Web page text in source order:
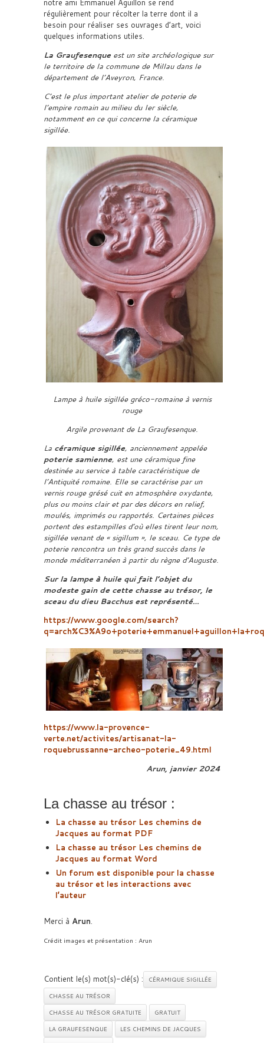
notre ami Emmanuel Aguillon se rend
régulièrement pour récolter la terre dont il a
besoin pour réaliser ses ouvrages d’art, voici
quelques informations utiles.
La Graufesenqueest un site archéologique sur
le territoire de la commune de Millau dans le
département de l’Aveyron, France.
C’est le plus important atelier de poterie de
l’empire romain au milieu du Ier siècle,
notamment en ce qui concerne la céramique
sigillée.
Lampe à huile sigillée gréco-romaine à vernis
rouge
Argile provenant de La Graufesenque.
La céramique sigillée, anciennement appelée
poterie samienne, est une céramique fine
destinée au service à table caractéristique de
l’Antiquité romaine. Elle se caractérise par un
vernis rouge grésé cuit en atmosphère oxydante,
plus ou moins clair et par des décors en relief,
moulés, imprimés ou rapportés. Certaines pièces
portent des estampilles d’où elles tirent leur nom,
sigillée venant de « sigillum », le sceau. Ce type de
poterie rencontra un très grand succès dans le
monde méditerranéen à partir du règne d’Auguste.
Sur la lampe à huile qui fait l’objet du
modeste gain de cette chasse au trésor, le
sceau du dieu Bacchus est représenté…
https://www.google.com/search?
https://www.la-provence-
verte.net/activites/artisanat-la-
roquebrussanne-archeo-poterie_49.html
Arun, janvier 2024
La chasse au trésor :
La chasse au trésor Les chemins de
Jacques au format PDF
La chasse au trésor Les chemins de
Jacques au format Word
Un forum est disponible pour la chasse
au trésor et les interactions avec
l’auteur
Merci à Arun.
Crédit images et présentation : Arun
Contient le(s) mot(s)-clé(s) :
CÉRAMIQUE SIGILLÉE
CHASSE AU TRÉSOR
CHASSE AU TRÉSOR GRATUITE
GRATUIT
LA GRAUFESENQUE
LES CHEMINS DE JACQUES